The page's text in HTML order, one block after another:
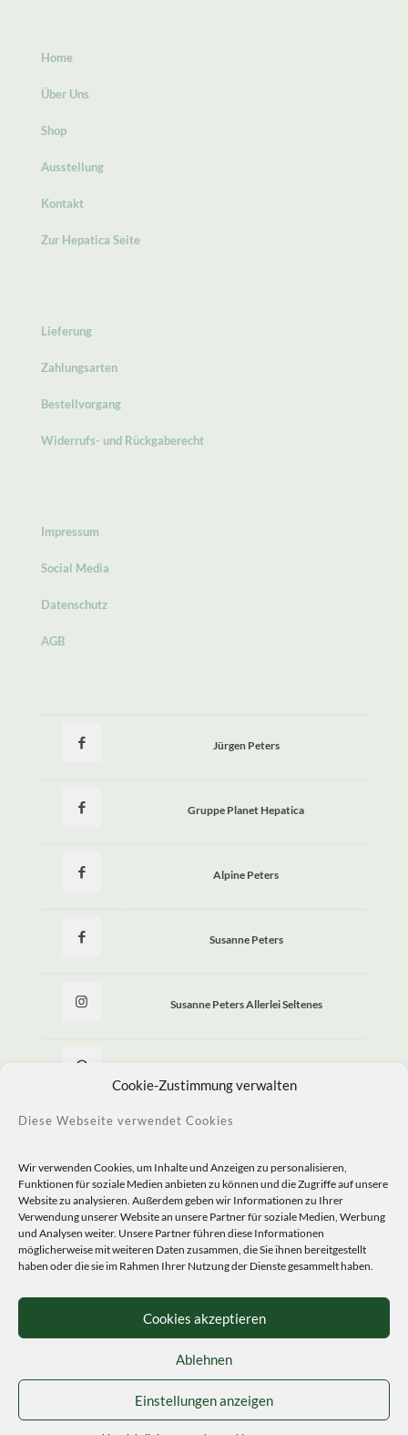
Cookie-Zustimmung verwalten
Diese Webseite verwendet Cookies
Wir verwenden Cookies, um Inhalte und Anzeigen zu personalisieren,
Funktionen für soziale Medien anbieten zu können und die Zugriffe auf unsere
Website zu analysieren. Außerdem geben wir Informationen zu Ihrer
Verwendung unserer Website an unsere Partner für soziale Medien, Werbung
und Analysen weiter. Unsere Partner führen diese Informationen
möglicherweise mit weiteren Daten zusammen, die Sie ihnen bereitgestellt
haben oder die sie im Rahmen Ihrer Nutzung der Dienste gesammelt haben.
Cookies akzeptieren
Ablehnen
Einstellungen anzeigen
Home
Über Uns
Shop
Ausstellung
Kontakt
Zur Hepatica Seite
Lieferung
Zahlungsarten
Bestellvorgang
Widerrufs- und Rückgaberecht
Impressum
Social Media
Datenschutz
AGB
Jürgen Peters
Gruppe Planet Hepatica
Alpine Peters
Susanne Peters
Susanne Peters Allerlei Seltenes
© 2020 Staudengärtnerei Peters. All Rights Reserved.